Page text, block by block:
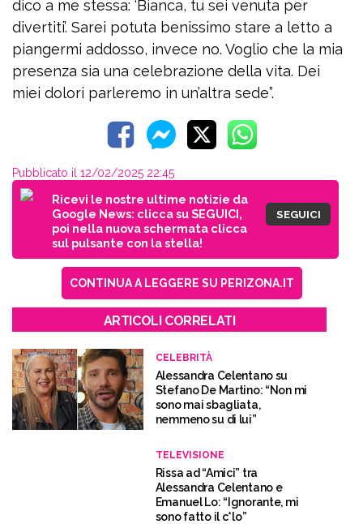
dico a me stessa: ‘Bianca, tu sei venuta per
divertiti’. Sarei potuta benissimo stare a letto a
piangermi addosso, invece no. Voglio che la mia
presenza sia una celebrazione della vita. Dei
miei dolori parleremo in un’altra sede”.
Pubblicato il 12/02/2025 22:45
Ricevi le nostre ultime notizie da
Google News: clicca su SEGUICI,
poi nella nuova schermata clicca
sul pulsante con la stella!
SEGUICI
CONTINUA A LEGGERE SU PERIZONA.IT
ARTICOLI CORRELATI
CELEBRITÀ
Alessandra Celentano su
Stefano De Martino: “Non mi
sono mai sbagliata,
nemmeno su di lui”
TELEVISIONE
Rissa ad “Amici” tra
Alessandra Celentano e
Emanuel Lo: “Ignorante, mi
sono fatto il c*lo”